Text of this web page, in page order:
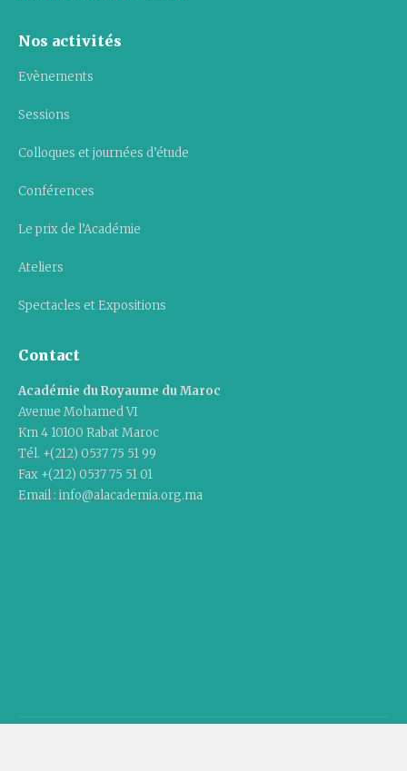
Nos activités
Evènements
Sessions
Colloques et journées d’étude
Conférences
Le prix de l’Académie
Ateliers
Spectacles et Expositions
Contact
Académie du Royaume du Maroc
Avenue Mohamed VI
Km 4 10100 Rabat Maroc
Tél. +(212) 0537 75 51 99
Fax +(212) 0537 75 51 01
Email : info@alacademia.org.ma